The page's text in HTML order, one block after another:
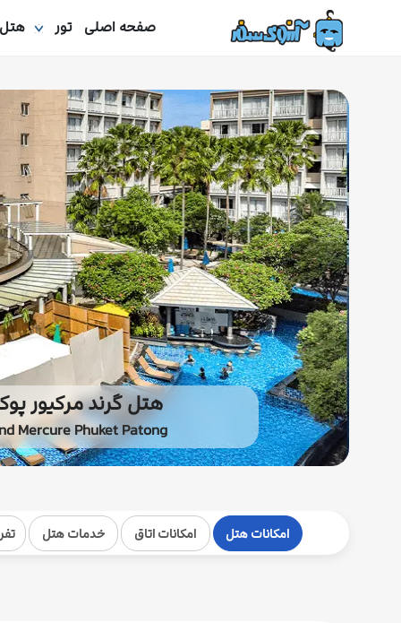
صفحه اصلی تور هتل
هتل گرند مرکیور
Mercure Phuket Patong
امکانات هتل امکانات اتاق خدمات هتل